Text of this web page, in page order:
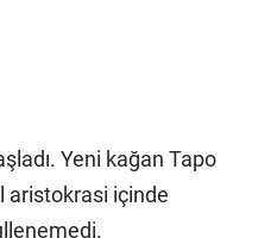
Yeni kağan Tapo
aristokrasi içinde